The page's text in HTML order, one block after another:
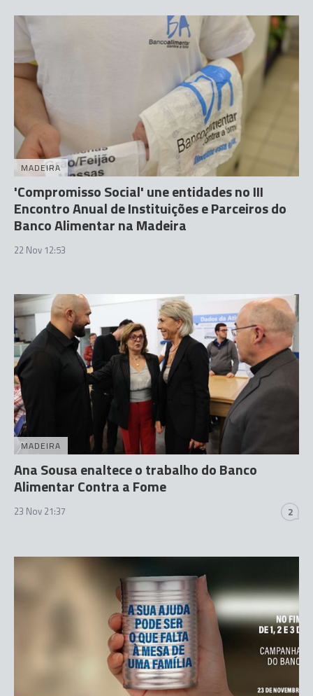
MADEIRA
'Compromisso Social' une entidades no III
Encontro Anual de Instituições e Parceiros do
Banco Alimentar na Madeira
22 Nov 12:53
MADEIRA
Ana Sousa enaltece o trabalho do Banco
Alimentar Contra a Fome
23 Nov 21:37 2